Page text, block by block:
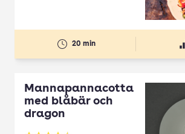
20 min
Mannapannacotta
med blåbär och
dragon